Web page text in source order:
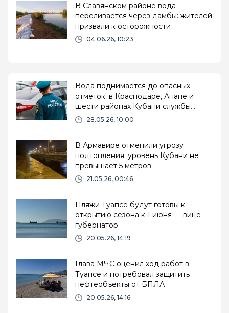
В Славянском районе вода
переливается через дамбы: жителей
призвали к осторожности
04.06.26, 10:23
Вода поднимается до опасных
отметок: в Краснодаре, Анапе и
шести районах Кубани службы
перевели в режим повышенной
28.05.26, 10:00
В Армавире отменили угрозу
подтопления: уровень Кубани не
превышает 5 метров
21.05.26, 00:46
Пляжи Туапсе будут готовы к
открытию сезона к 1 июня — вице-
губернатор
20.05.26, 14:19
Глава МЧС оценил ход работ в
Туапсе и потребовал защитить
нефтеобъекты от БПЛА
20.05.26, 14:16